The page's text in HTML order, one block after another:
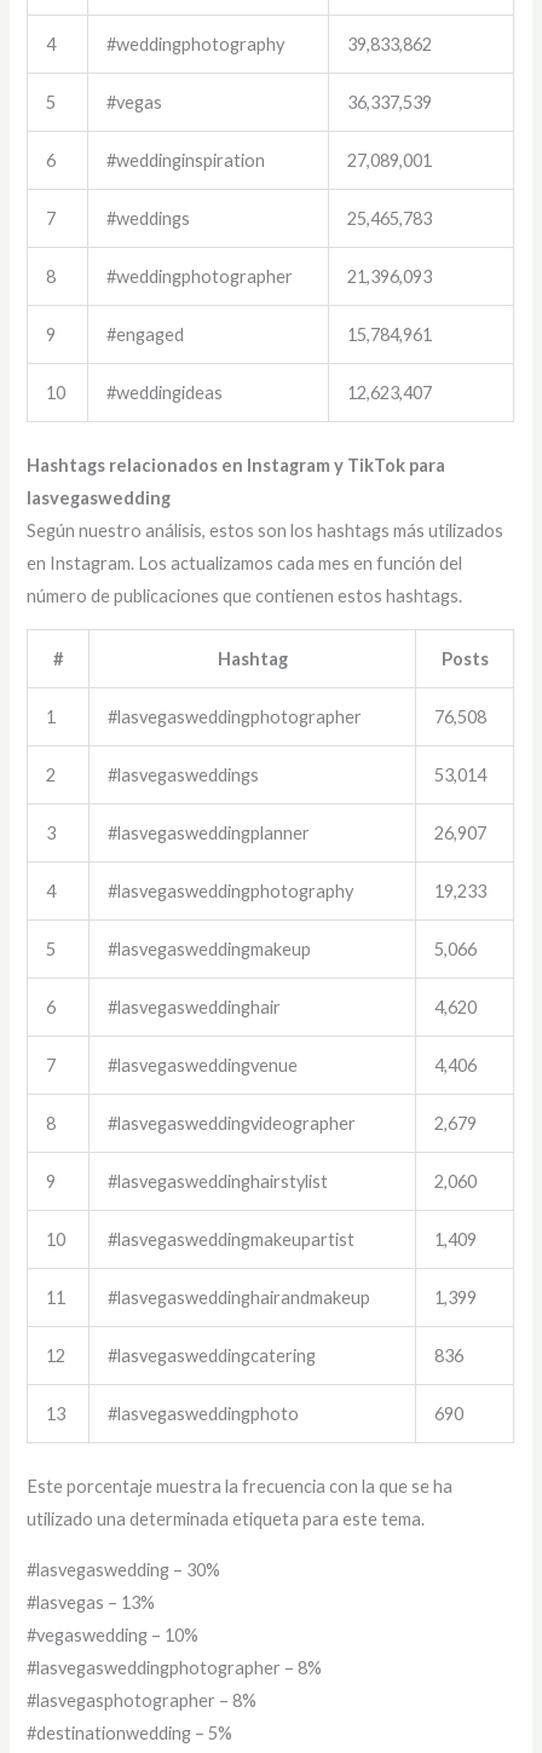
4 #weddingphotography 39,833,862
5 #vegas 36,337,539
6 #weddinginspiration 27,089,001
7 #weddings 25,465,783
8 #weddingphotographer 21,396,093
9 #engaged 15,784,961
10 #weddingideas 12,623,407
Hashtags relacionados en Instagram y TikTok para
lasvegaswedding
Según nuestro análisis, estos son los hashtags más utilizados
en Instagram. Los actualizamos cada mes en función del
número de publicaciones que contienen estos hashtags.
# Hashtag Posts
1 #lasvegasweddingphotographer 76,508
2 #lasvegasweddings 53,014
3 #lasvegasweddingplanner 26,907
4 #lasvegasweddingphotography 19,233
5 #lasvegasweddingmakeup 5,066
6 #lasvegasweddinghair 4,620
7 #lasvegasweddingvenue 4,406
8 #lasvegasweddingvideographer 2,679
9 #lasvegasweddinghairstylist 2,060
10 #lasvegasweddingmakeupartist 1,409
11 #lasvegasweddinghairandmakeup 1,399
12 #lasvegasweddingcatering 836
13 #lasvegasweddingphoto 690
Este porcentaje muestra la frecuencia con la que se ha
utilizado una determinada etiqueta para este tema.
#lasvegaswedding – 30%
#lasvegas – 13%
#vegaswedding – 10%
#lasvegasweddingphotographer – 8%
#lasvegasphotographer – 8%
#destinationwedding – 5%